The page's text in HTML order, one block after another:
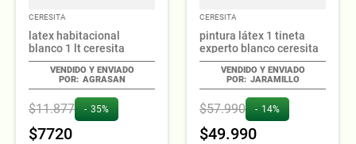
CERESITA
latex habitacional
blanco 1 lt ceresita
AGRASAN
$11.877 35%
$7720
CERESITA
pintura látex 1 tineta
experto blanco ceresita
JARAMILLO
$57.990 14%
$49.990